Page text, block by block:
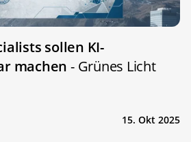
sollen KI-
machen - Grünes Licht
15. Okt 2025